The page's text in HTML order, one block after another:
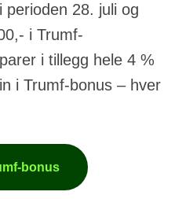
perioden 28. juli og
i Trumf-
i tillegg hele 4 %
i Trumf-bonus – hver
bonus